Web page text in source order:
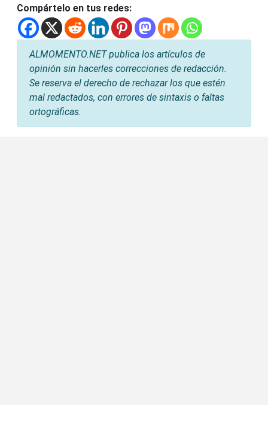
Compártelo en tus redes:
ALMOMENTO.NET publica los artículos de
opinión sin hacerles correcciones de redacción.
Se reserva el derecho de rechazar los que estén
mal redactados, con errores de sintaxis o faltas
ortográficas.